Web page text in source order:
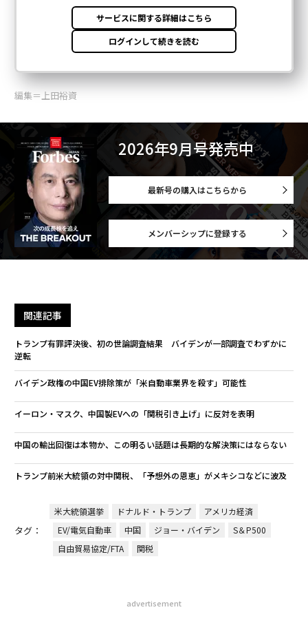
編集＝上田裕資
2026年9月号発売中
最新号の購入はこちらから
メンバーシップに登録する
関連記事
トランプ有罪評決後、初の世論調査結果 バイデンが一部調査でわずかに
逆転
バイデン政権の中国EV排除策が「米自動車業界を殺す」可能性
イーロン・マスク、中国製EVへの「関税引き上げ」に反対を表明
中国の輸出回復は本物か、この明るい話題は長期的な解決策にはならない
トランプ前米大統領の対中関税、「予想外の恩恵」がメキシコなどに波及
タグ：
米大統領選挙 ドナルド・トランプ
アメリカ経済
EV/電気自動車
中国 ジョー・バイデン
S＆P500
自由貿易協定/FTA
関税
advertisement